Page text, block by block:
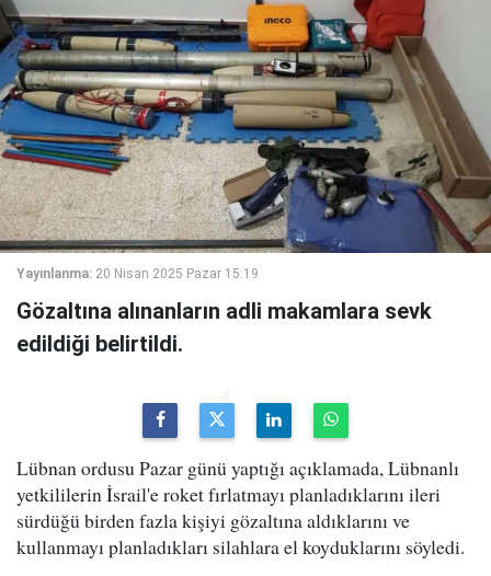
Yayınlanma: 20 Nisan 2025 Pazar 15:19
Gözaltına alınanların adli makamlara sevk
edildiği belirtildi.
Lübnan ordusu Pazar günü yaptığı açıklamada, Lübnanlı
yetkililerin İsrail'e roket fırlatmayı planladıklarını ileri
sürdüğü birden fazla kişiyi gözaltına aldıklarını ve
kullanmayı planladıkları silahlara el koyduklarını söyledi.